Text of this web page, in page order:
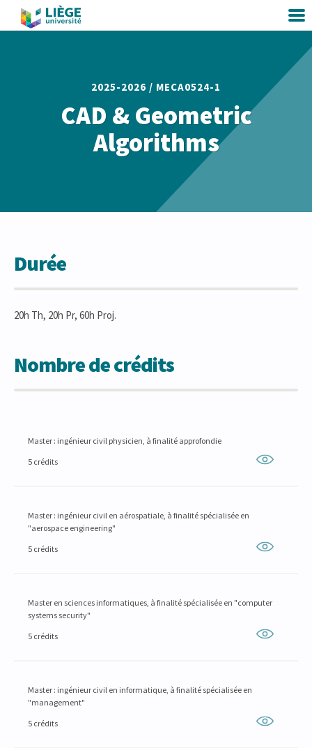
2025-2026 / MECA0524-1
CAD & Geometric
Algorithms
Durée
20h Th, 20h Pr, 60h Proj.
Nombre de crédits
Master : ingénieur civil physicien, à finalité approfondie
5 crédits
Master : ingénieur civil en aérospatiale, à finalité spécialisée en
"aerospace engineering"
5 crédits
Master en sciences informatiques, à finalité spécialisée en "computer
systems security"
5 crédits
Master : ingénieur civil en informatique, à finalité spécialisée en
"management"
5 crédits